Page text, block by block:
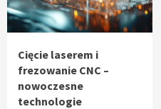
5
Tworzenie
powstają
Cięcie laserem i
frezowanie CNC –
nowoczesne
technologie